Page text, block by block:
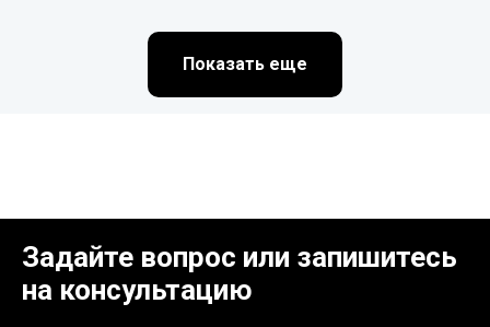
Показать еще
Задайте вопрос или запишитесь
на консультацию